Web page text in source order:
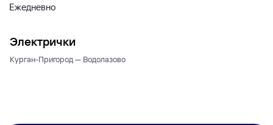
Ежедневно
Электрички
Курган-Пригород — Водолазово